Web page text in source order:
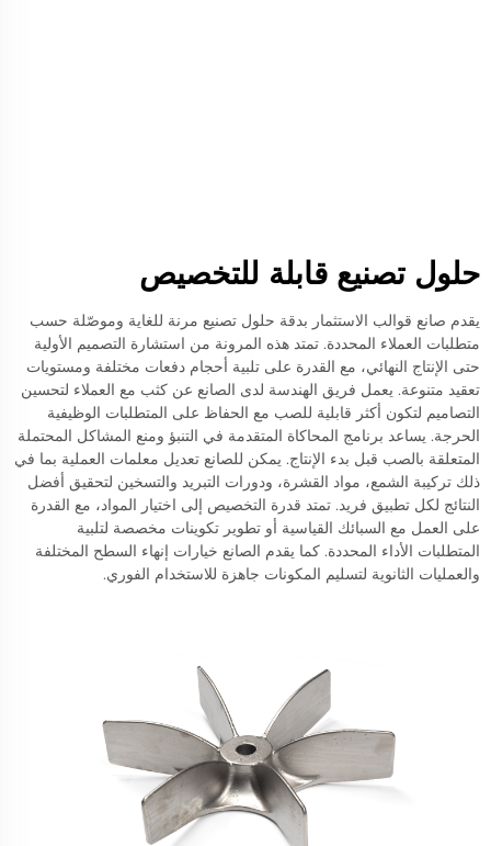
حلول تصنيع قابلة للتخصيص
يقدم صانع قوالب الاستثمار بدقة حلول تصنيع مرنة للغاية وموصّلة حسب
متطلبات العملاء المحددة. تمتد هذه المرونة من استشارة التصميم الأولية
حتى الإنتاج النهائي، مع القدرة على تلبية أحجام دفعات مختلفة ومستويات
تعقيد متنوعة. يعمل فريق الهندسة لدى الصانع عن كثب مع العملاء لتحسين
التصاميم لتكون أكثر قابلية للصب مع الحفاظ على المتطلبات الوظيفية
الحرجة. يساعد برنامج المحاكاة المتقدمة في التنبؤ ومنع المشاكل المحتملة
المتعلقة بالصب قبل بدء الإنتاج. يمكن للصانع تعديل معلمات العملية بما في
ذلك تركيبة الشمع، مواد القشرة، ودورات التبريد والتسخين لتحقيق أفضل
النتائج لكل تطبيق فريد. تمتد قدرة التخصيص إلى اختيار المواد، مع القدرة
على العمل مع السبائك القياسية أو تطوير تكوينات مخصصة لتلبية
المتطلبات الأداء المحددة. كما يقدم الصانع خيارات إنهاء السطح المختلفة
والعمليات الثانوية لتسليم المكونات جاهزة للاستخدام الفوري.